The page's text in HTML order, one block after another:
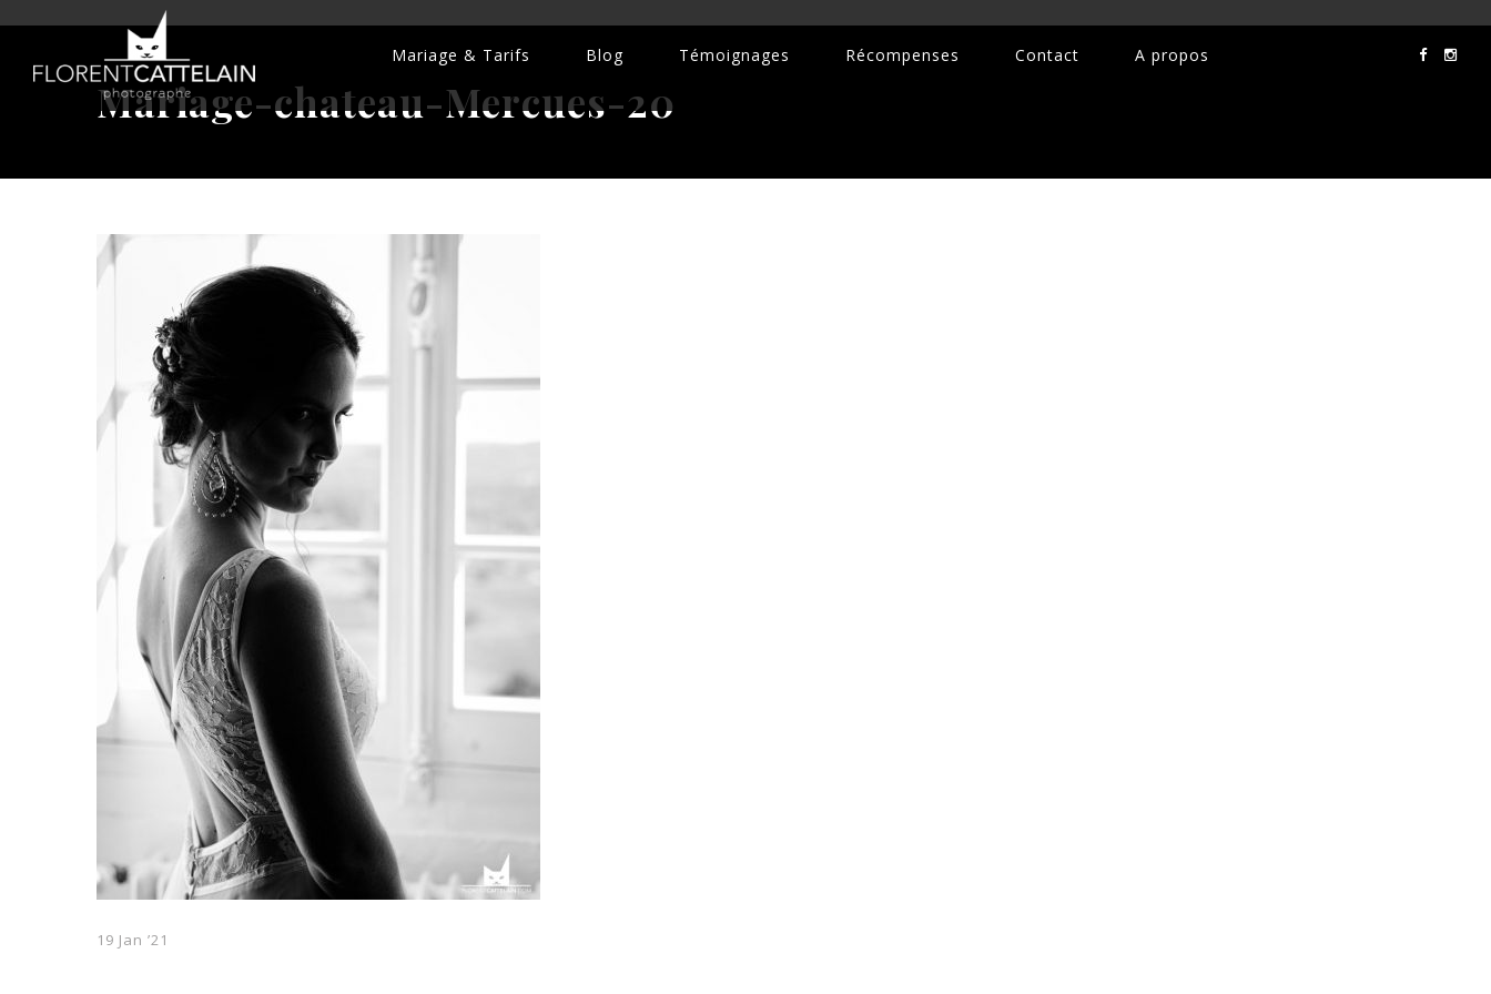
Mariage & Tarifs Blog Témoignages Récompenses Contact A propos
Mariage-chateau-Mercues-20
19 Jan ’21